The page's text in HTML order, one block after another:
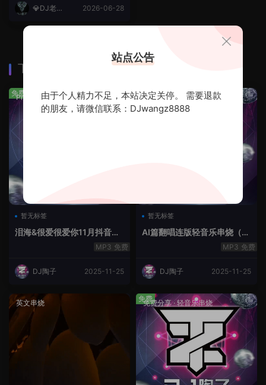
💎DJ老王
2026-06-28
下载排行
Prog House·免费分享
暂无标签
泪海&很爱很爱你11月抖音串
免费
DJ陶子 2025-11-25
免费 免费分享·轻音乐串烧
暂无标签
AI篇翻唱连版轻音乐串烧（治
免费
DJ陶子 2025-11-25
免费
英文串烧 免费分享·轻音乐串烧
免费
站点公告
由于个人精力不足，本站决定关停。 需要退款
的朋友，请微信联系：DJwangz8888